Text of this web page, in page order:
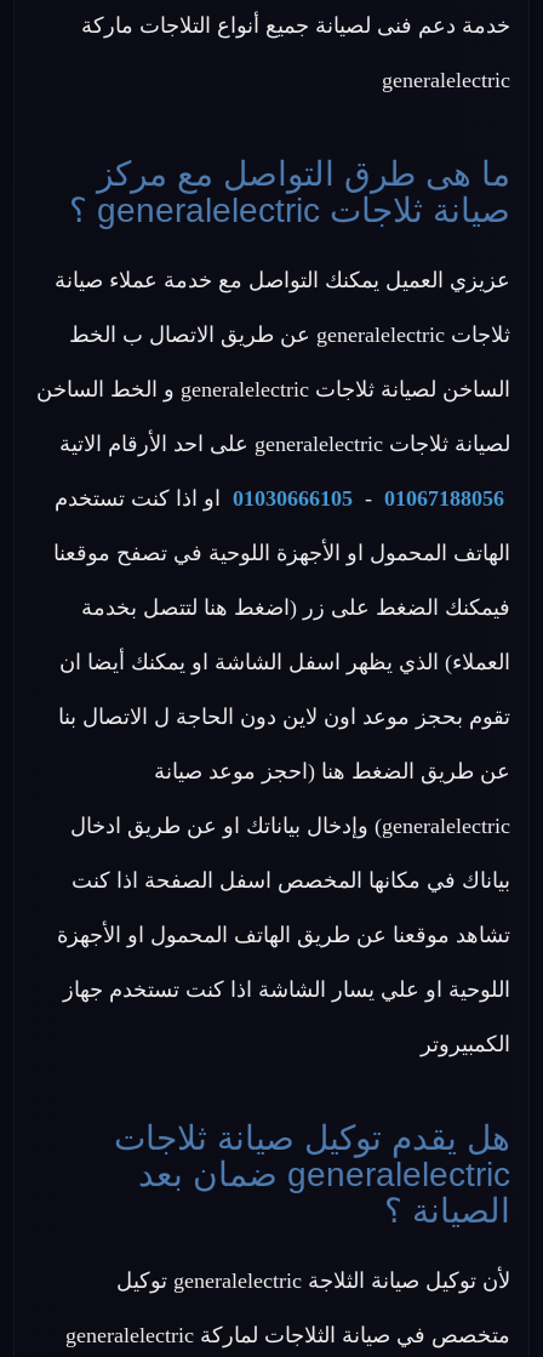
خدمة دعم فنى لصيانة جميع أنواع التلاجات ماركة
generalelectric
ما هى طرق التواصل مع مركز
صيانة ثلاجات generalelectric ؟
عزيزي العميل يمكنك التواصل مع خدمة عملاء صيانة
ثلاجات generalelectric عن طريق الاتصال ب الخط
الساخن لصيانة ثلاجات generalelectric و الخط الساخن
لصيانة ثلاجات generalelectric على احد الأرقام الاتية
01067188056
-
01030666105 او اذا كنت تستخدم
الهاتف المحمول او الأجهزة اللوحية في تصفح موقعنا
فيمكنك الضغط على زر (اضغط هنا لتتصل بخدمة
العملاء) الذي يظهر اسفل الشاشة او يمكنك أيضا ان
تقوم بحجز موعد اون لاين دون الحاجة ل الاتصال بنا
عن طريق الضغط هنا (احجز موعد صيانة
generalelectric) وإدخال بياناتك او عن طريق ادخال
بياناك في مكانها المخصص اسفل الصفحة اذا كنت
تشاهد موقعنا عن طريق الهاتف المحمول او الأجهزة
اللوحية او علي يسار الشاشة اذا كنت تستخدم جهاز
الكمبيروتر
هل يقدم توكيل صيانة ثلاجات
generalelectric ضمان بعد
الصيانة ؟
لأن توكيل صيانة الثلاجة generalelectric توكيل
متخصص في صيانة الثلاجات لماركة generalelectric